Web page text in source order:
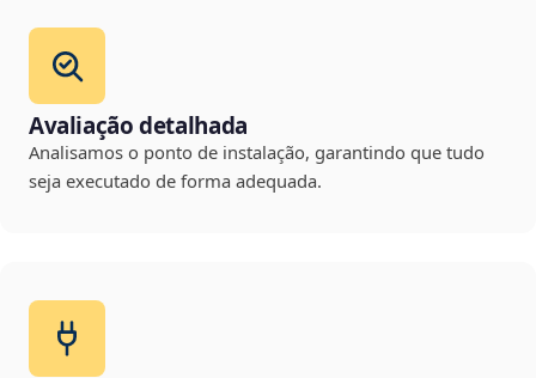
Avaliação detalhada
Analisamos o ponto de instalação, garantindo que tudo
seja executado de forma adequada.